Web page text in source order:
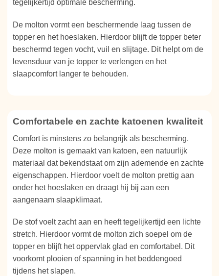
tegelijkertijd optimale bescherming.
De molton vormt een beschermende laag tussen de
topper en het hoeslaken. Hierdoor blijft de topper beter
beschermd tegen vocht, vuil en slijtage. Dit helpt om de
levensduur van je topper te verlengen en het
slaapcomfort langer te behouden.
Comfortabele en zachte katoenen kwaliteit
Comfort is minstens zo belangrijk als bescherming.
Deze molton is gemaakt van katoen, een natuurlijk
materiaal dat bekendstaat om zijn ademende en zachte
eigenschappen. Hierdoor voelt de molton prettig aan
onder het hoeslaken en draagt hij bij aan een
aangenaam slaapklimaat.
De stof voelt zacht aan en heeft tegelijkertijd een lichte
stretch. Hierdoor vormt de molton zich soepel om de
topper en blijft het oppervlak glad en comfortabel. Dit
voorkomt plooien of spanning in het beddengoed
tijdens het slapen.